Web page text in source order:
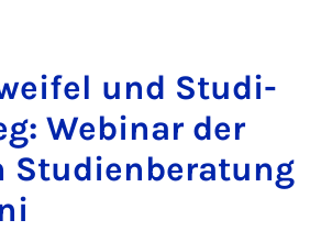
und Stud­i­
We­bin­ar der
Stud­i­en­ber­a­tung